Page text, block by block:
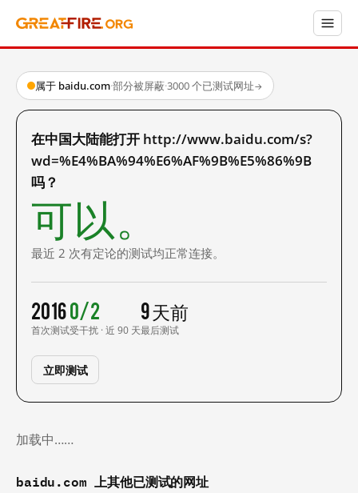
属于 baidu.com·部分被屏蔽·3000 个已测试网址→
在中国大陆能打开 http://www.baidu.com/s?
wd=%E4%BA%94%E6%AF%9B%E5%86%9B
吗？
可以。
最近 2 次有定论的测试均正常连接。
2016
首次测试
0/2
受干扰 · 近 90 天
9 天前
最后测试
立即测试
加载中……
baidu.com 上其他已测试的网址